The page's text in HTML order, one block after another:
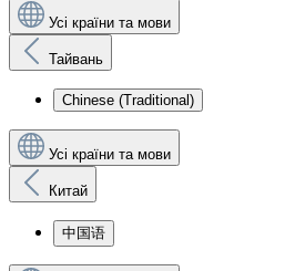
Усі країни та мови
Тайвань
Chinese (Traditional)
Усі країни та мови
Китай
中国语